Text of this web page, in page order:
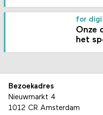
for
Onze
het
Bezoekadres
Nieuwmarkt 4
1012 CR Amsterdam